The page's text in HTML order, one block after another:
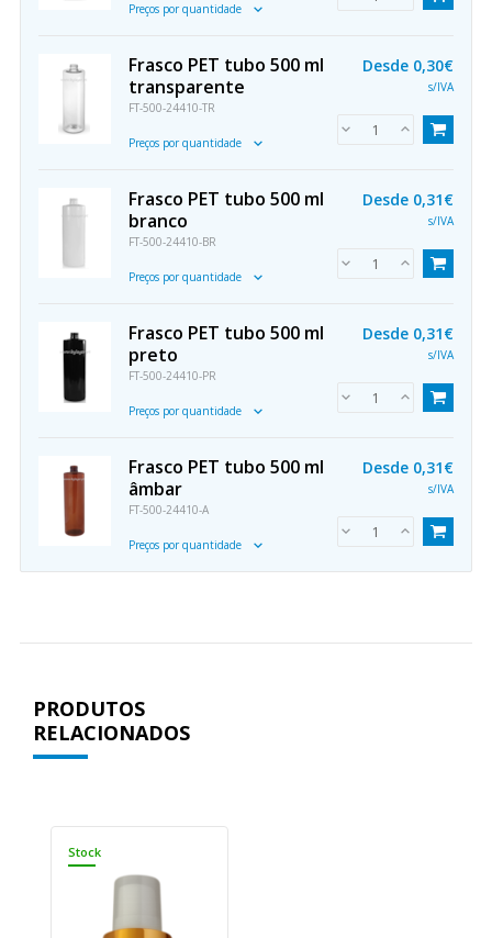
Preços por quantidade
Frasco PET tubo 500 ml
transparente
FT-500-24410-TR
Preços por quantidade
Desde 0,30€
s/IVA
Frasco PET tubo 500 ml
branco
FT-500-24410-BR
Preços por quantidade
Desde 0,31€
s/IVA
Frasco PET tubo 500 ml
preto
FT-500-24410-PR
Preços por quantidade
Desde 0,31€
s/IVA
Frasco PET tubo 500 ml
âmbar
FT-500-24410-A
Preços por quantidade
Desde 0,31€
s/IVA
PRODUTOS
RELACIONADOS
Stock